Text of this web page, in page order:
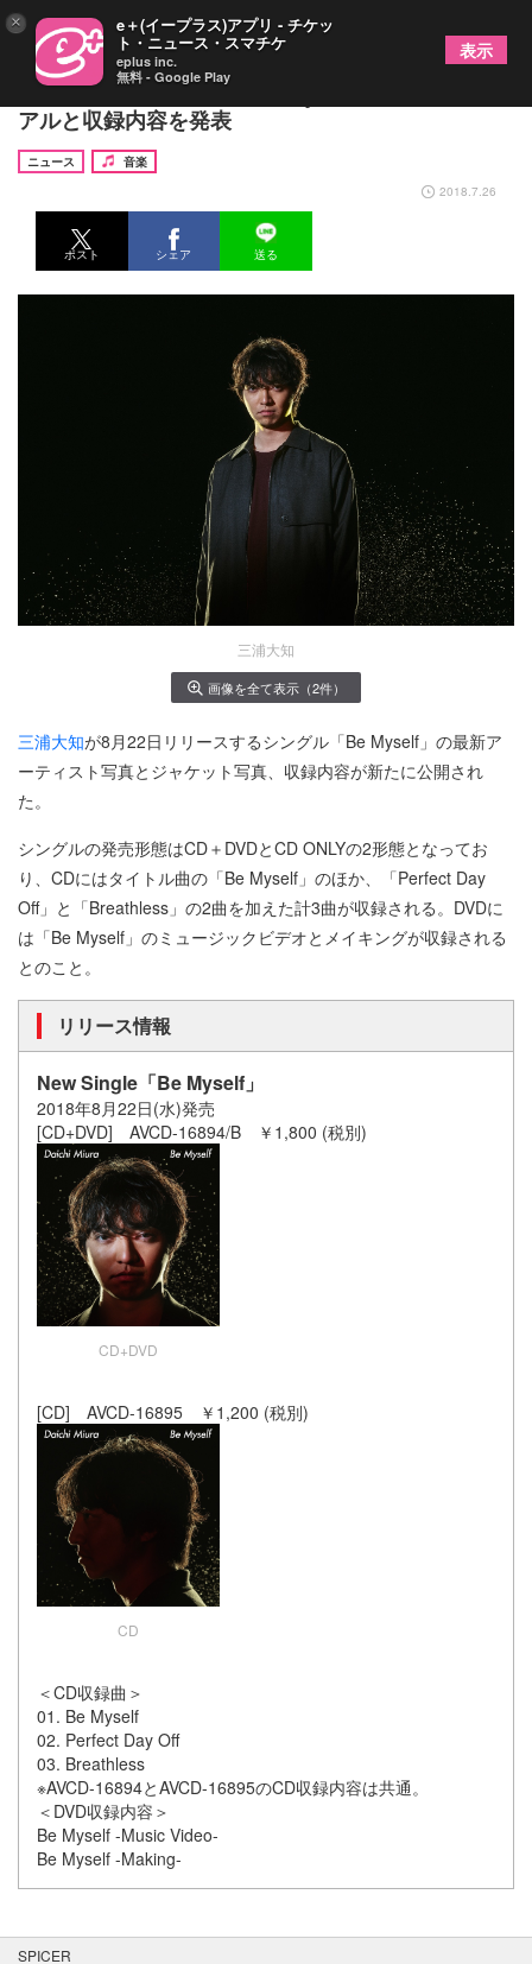
三浦大知、新シングル「Be Myself」の最新ビジュ
アルと収録内容を発表
ニュース
音楽
2018.7.26
ポスト シェア 送る
三浦大知
画像を全て表示（2件）
三浦大知が8月22日リリースするシングル「Be Myself」の最新ア
ーティスト写真とジャケット写真、収録内容が新たに公開され
た。
シングルの発売形態はCD＋DVDとCD ONLYの2形態となってお
り、CDにはタイトル曲の「Be Myself」のほか、「Perfect Day
Off」と「Breathless」の2曲を加えた計3曲が収録される。DVDに
は「Be Myself」のミュージックビデオとメイキングが収録される
とのこと。
リリース情報
New Single「Be Myself」
2018年8月22日(水)発売
[CD+DVD] AVCD-16894/B ￥1,800 (税別)
CD+DVD
[CD] AVCD-16895 ￥1,200 (税別)
CD
＜CD収録曲＞
01. Be Myself
02. Perfect Day Off
03. Breathless
※AVCD-16894とAVCD-16895のCD収録内容は共通。
＜DVD収録内容＞
Be Myself -Music Video-
Be Myself -Making-
SPICER
× e＋(イープラス)アプリ - チケッ
ト・ニュース・スマチケ
eplus inc.
無料 - Google Play
表示